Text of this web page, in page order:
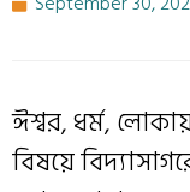
ঈশ্বর, ধর্ম,
বিষয়ে